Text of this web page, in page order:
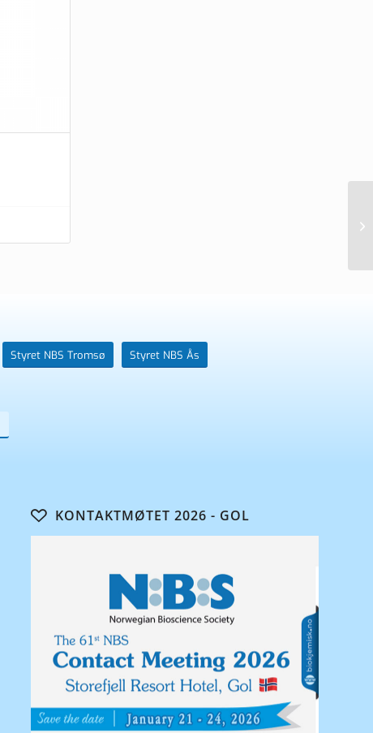
Styret NBS Tromsø Styret NBS Ås
KONTAKTMØTET 2026 - GOL